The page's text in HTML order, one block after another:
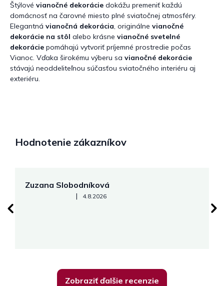
Štýlové vianočné dekorácie dokážu premeniť každú
domácnosť na čarovné miesto plné sviatočnej atmosféry.
Elegantná vianočná dekorácia, originálne vianočné
dekorácie na stôl alebo krásne vianočné svetelné
dekorácie pomáhajú vytvoriť príjemné prostredie počas
Vianoc. Vďaka širokému výberu sa vianočné dekorácie
stávajú neoddeliteľnou súčasťou sviatočného interiéru aj
exteriéru.
Hodnotenie zákazníkov
Zuzana Slobodníková
Hodnotenie obchodu je 5 z 5 hviezdičiek.
| 4.8.2026
Zobraziť ďalšie recenzie